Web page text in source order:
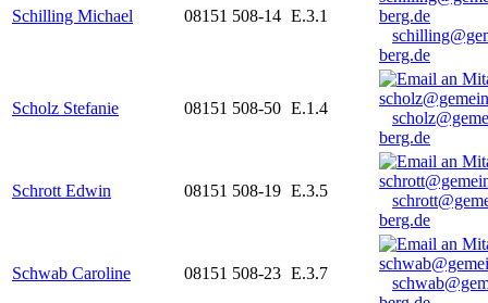
Schilling Michael 08151 508-14 E.3.1
berg.de
Scholz Stefanie 08151 508-50 E.1.4
berg.de
Schrott Edwin 08151 508-19 E.3.5
berg.de
Schwab Caroline 08151 508-23 E.3.7